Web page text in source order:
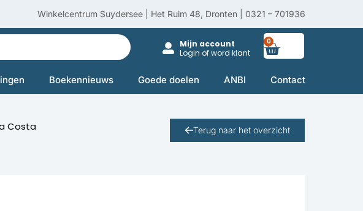
Winkelcentrum Suydersee | Het Ruim 48, Dronten | 0321 – 701936
Mijn account
Login of word klant
0
Boekennieuws Goede doelen ANBI Contact
Costa
Terug naar het overzicht